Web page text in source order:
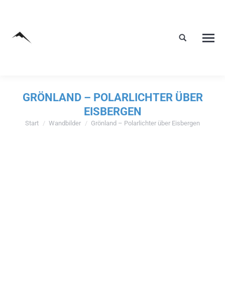
GRÖNLAND – POLARLICHTER ÜBER
EISBERGEN
Sie befinden sich hier:
Start Wandbilder Grönland – Polarlichter über Eisbergen